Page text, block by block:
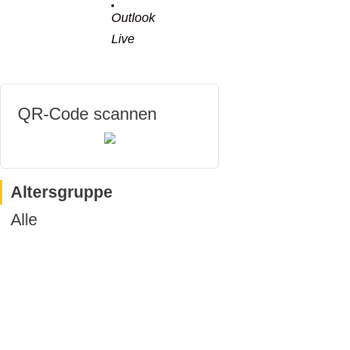
Outlook
Live
QR-Code scannen
Altersgruppe
Alle